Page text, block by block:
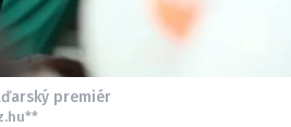
premiér